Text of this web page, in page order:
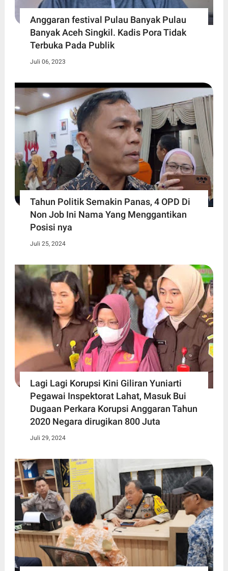
Anggaran festival Pulau Banyak Pulau
Banyak Aceh Singkil. Kadis Pora Tidak
Terbuka Pada Publik
Juli 06, 2023
Tahun Politik Semakin Panas, 4 OPD Di
Non Job Ini Nama Yang Menggantikan
Posisi nya
Juli 25, 2024
Lagi Lagi Korupsi Kini Giliran Yuniarti
Pegawai Inspektorat Lahat, Masuk Bui
Dugaan Perkara Korupsi Anggaran Tahun
2020 Negara dirugikan 800 Juta
Juli 29, 2024